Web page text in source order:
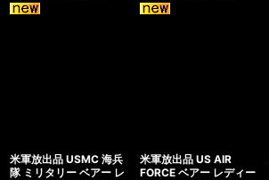
米軍放出品 USMC 海兵
隊 ミリタリー ベアー レ
米軍放出品 US AIR
FORCE ベアー レディー